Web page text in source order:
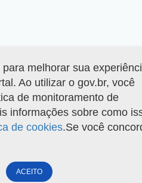
melhorar sua
Ao utilizar o gov.br, você
de monitoramento de
informações sobre como
de cookies.Se você
ACEITO